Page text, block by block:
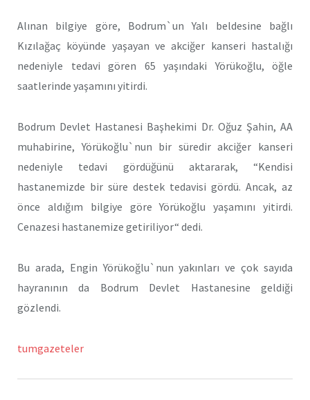
Alınan bilgiye göre, Bodrum`un Yalı beldesine bağlı
Kızılağaç köyünde yaşayan ve akciğer kanseri hastalığı
nedeniyle tedavi gören 65 yaşındaki Yörükoğlu, öğle
saatlerinde yaşamını yitirdi.
Bodrum Devlet Hastanesi Başhekimi Dr. Oğuz Şahin, AA
muhabirine, Yörükoğlu`nun bir süredir akciğer kanseri
nedeniyle tedavi gördüğünü aktararak, “Kendisi
hastanemizde bir süre destek tedavisi gördü. Ancak, az
önce aldığım bilgiye göre Yörükoğlu yaşamını yitirdi.
Cenazesi hastanemize getiriliyor“ dedi.
Bu arada, Engin Yörükoğlu`nun yakınları ve çok sayıda
hayranının da Bodrum Devlet Hastanesine geldiği
gözlendi.
tumgazeteler